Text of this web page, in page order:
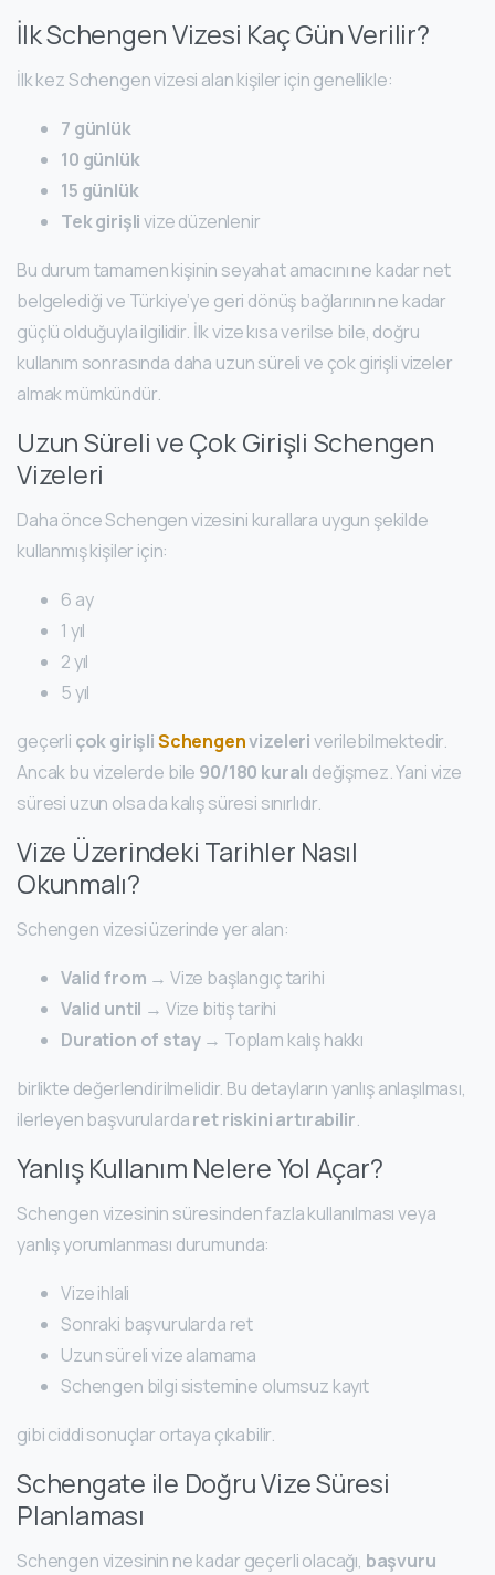
İlk Schengen Vizesi Kaç Gün Verilir?
İlk kez Schengen vizesi alan kişiler için genellikle:
7 günlük
10 günlük
15 günlük
Tek girişlivize düzenlenir
Bu durum tamamen kişinin seyahat amacını ne kadar net
belgelediği ve Türkiye’ye geri dönüş bağlarının ne kadar
güçlü olduğuyla ilgilidir. İlk vize kısa verilse bile, doğru
kullanım sonrasında daha uzun süreli ve çok girişli vizeler
almak mümkündür.
Uzun Süreli ve Çok Girişli Schengen
Vizeleri
Daha önce Schengen vizesini kurallara uygun şekilde
kullanmış kişiler için:
6 ay
1 yıl
2 yıl
5 yıl
geçerli çok girişliSchengenvizeleriverilebilmektedir.
Ancak bu vizelerde bile 90/180 kuralı değişmez. Yani vize
süresi uzun olsa da kalış süresi sınırlıdır.
Vize Üzerindeki Tarihler Nasıl
Okunmalı?
Schengen vizesi üzerinde yer alan:
Valid from → Vize başlangıç tarihi
Valid until → Vize bitiş tarihi
Duration of stay→ Toplam kalış hakkı
birlikte değerlendirilmelidir. Bu detayların yanlış anlaşılması,
ilerleyen başvurulardaret riskini artırabilir.
Yanlış Kullanım Nelere Yol Açar?
Schengen vizesinin süresinden fazla kullanılması veya
yanlış yorumlanması durumunda:
Vize ihlali
Sonraki başvurularda ret
Uzun süreli vize alamama
Schengen bilgi sistemine olumsuz kayıt
gibi ciddi sonuçlar ortaya çıkabilir.
Schengate ile Doğru Vize Süresi
Planlaması
Schengen vizesinin ne kadar geçerli olacağı, başvuru